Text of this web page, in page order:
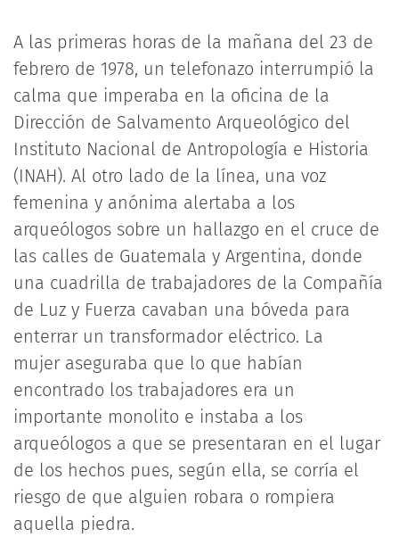
A las primeras horas de la mañana del 23 de
febrero de 1978, un telefonazo interrumpió la
calma que imperaba en la oficina de la
Dirección de Salvamento Arqueológico del
Instituto Nacional de Antropología e Historia
(INAH). Al otro lado de la línea, una voz
femenina y anónima alertaba a los
arqueólogos sobre un hallazgo en el cruce de
las calles de Guatemala y Argentina, donde
una cuadrilla de trabajadores de la Compañía
de Luz y Fuerza cavaban una bóveda para
enterrar un transformador eléctrico. La
mujer aseguraba que lo que habían
encontrado los trabajadores era un
importante monolito e instaba a los
arqueólogos a que se presentaran en el lugar
de los hechos pues, según ella, se corría el
riesgo de que alguien robara o rompiera
aquella piedra.